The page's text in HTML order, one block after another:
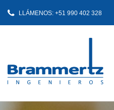
LLÁMENOS: +51 990 402 328